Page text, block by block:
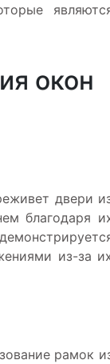
окон
двери
благодаря
из-за
рамок